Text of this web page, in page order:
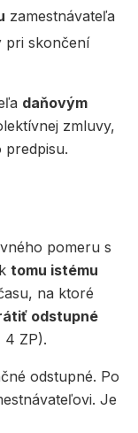
zamestnávateľa
pri skončení
daňovým
zmluvy,
pomeru s
tomu istému
na ktoré
odstupné
4 ZP).
odstupné. Po
Je